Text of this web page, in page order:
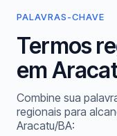
PALAVRAS-CHAVE
Termos
em
Combine sua
regionais para
Aracatu/BA: